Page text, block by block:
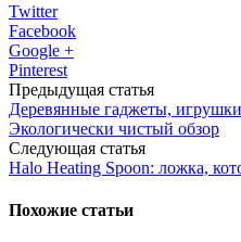
Twitter
Facebook
Google +
Pinterest
Предыдущая статья
Деревянные гаджеты,
Экологически чистый обзор
Следующая статья
Halo Heating Spoon: ложка,
Похожие статьи